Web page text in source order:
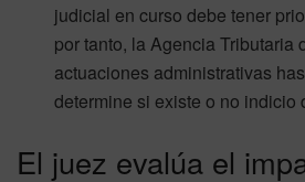
judicial en curso debe tener
por tanto, la Agencia Tributaria
actuaciones administrativas
determine si existe o no indicio
El juez evalúa el